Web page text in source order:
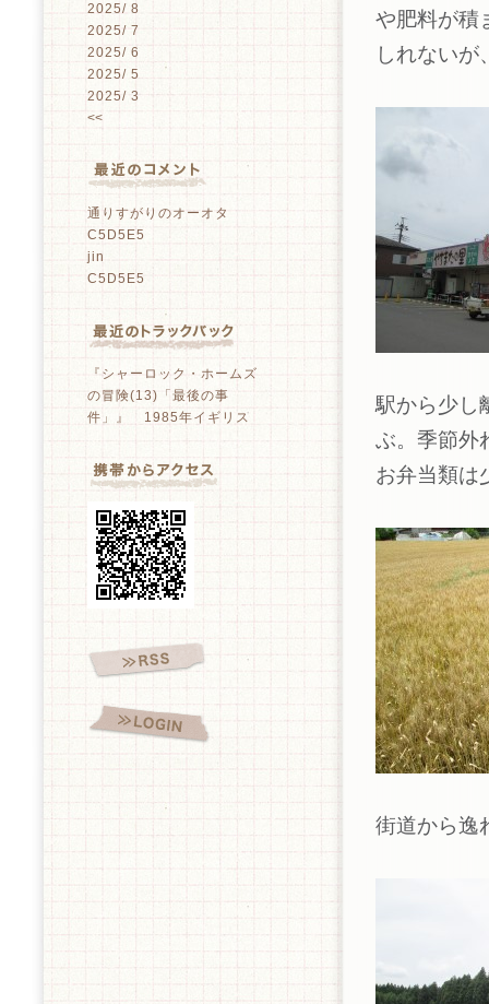
2025/ 8
2025/ 7
2025/ 6
2025/ 5
2025/ 3
<<
通りすがりのオーオタ
C5D5E5
jin
C5D5E5
『シャーロック・ホームズ
の冒険(13)「最後の事
件」』 1985年イギリス
や肥料が積
しれないが
駅から少し
ぶ。季節外
お弁当類は
街道から逸